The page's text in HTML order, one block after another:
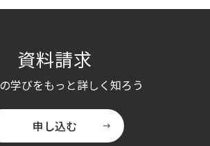
資料請求
の学びをもっと詳しく知ろう
申し込む